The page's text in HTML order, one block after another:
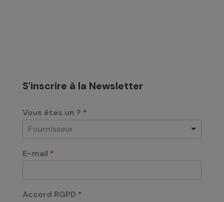
S'inscrire à la Newsletter
Vous êtes un ? *
Fournisseur
E-mail *
Accord RGPD *